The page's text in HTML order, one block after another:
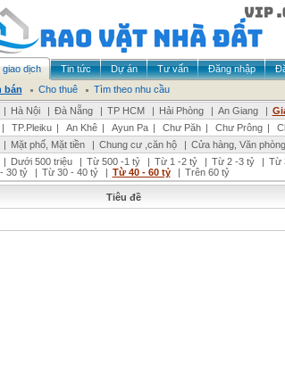
giao dịch Tin tức Dự án Tư vấn Đăng nhập
bán
Cho thuê
Tìm theo nhu cầu
| Hà Nội | Đà Nẵng | TP HCM | Hải Phòng | An Giang |
| TP.Pleiku | An Khê | Ayun Pa | Chư Păh | Chư Prông |
| Mặt phố, Mặt tiền | Chung cư ,căn hộ | Cửa hàng, Văn phòng
| Dưới 500 triệu | Từ 500 -1 tỷ | Từ 1 -2 tỷ | Từ 2 -3 tỷ | Từ
30 tỷ | Từ 30 - 40 tỷ | Từ 40 - 60 tỷ | Trên 60 tỷ
Tiêu đề